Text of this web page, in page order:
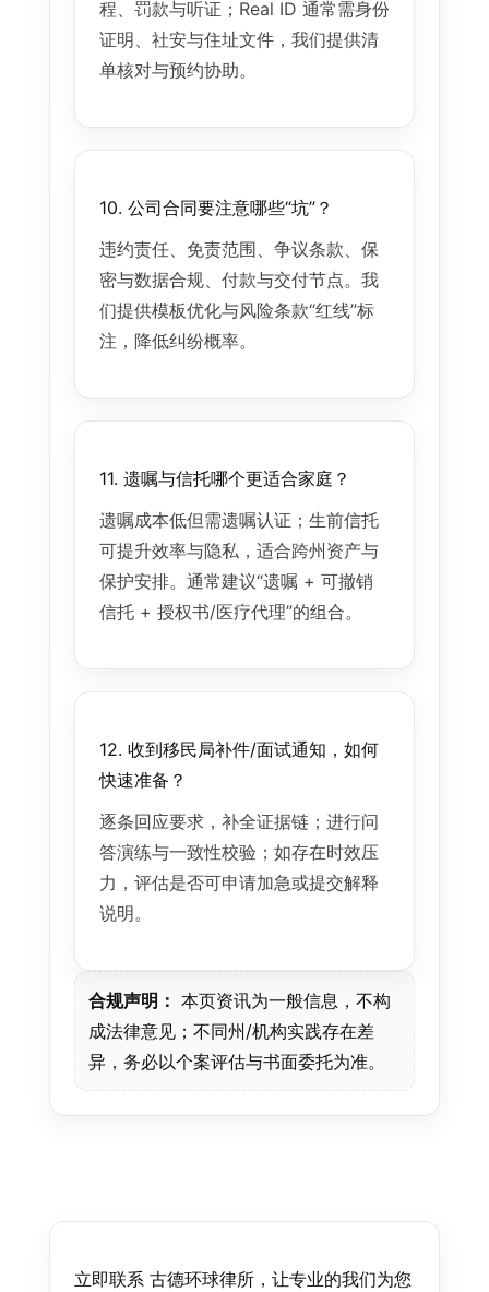
程、罚款与听证；Real ID 通常需身份
证明、社安与住址文件，我们提供清
单核对与预约协助。
10. 公司合同要注意哪些“坑”？
违约责任、免责范围、争议条款、保
密与数据合规、付款与交付节点。我
们提供模板优化与风险条款“红线”标
注，降低纠纷概率。
11. 遗嘱与信托哪个更适合家庭？
遗嘱成本低但需遗嘱认证；生前信托
可提升效率与隐私，适合跨州资产与
保护安排。通常建议“遗嘱 + 可撤销
信托 + 授权书/医疗代理”的组合。
12. 收到移民局补件/面试通知，如何
快速准备？
逐条回应要求，补全证据链；进行问
答演练与一致性校验；如存在时效压
力，评估是否可申请加急或提交解释
说明。
合规声明： 本页资讯为一般信息，不构
成法律意见；不同州/机构实践存在差
异，务必以个案评估与书面委托为准。
立即联系 古德环球律所，让专业的我们为您